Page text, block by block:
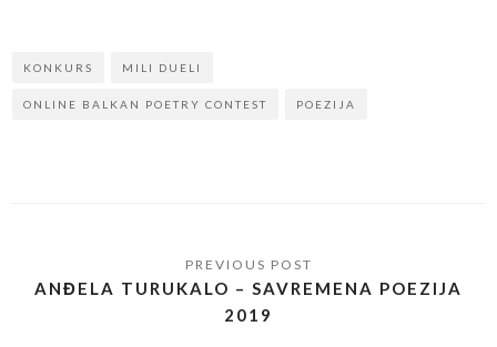
KONKURS MILI DUELI
ONLINE BALKAN POETRY CONTEST POEZIJA
ANĐELA TURUKALO – SAVREMENA POEZIJA
2019